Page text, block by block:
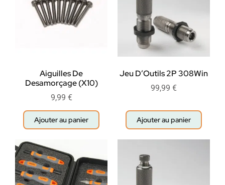
Aiguilles De
Desamorçage (X10)
9,99 €
Ajouter au panier
Jeu D’Outils 2P 308Win
99,99 €
Ajouter au panier